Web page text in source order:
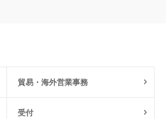
貿易・海外営業事務
受付